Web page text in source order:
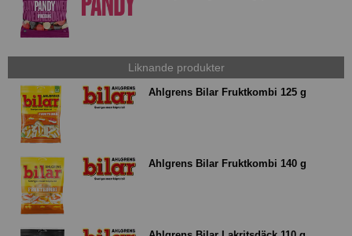
Liknande produkter
Ahlgrens Bilar Fruktkombi 125 g
Ahlgrens Bilar Fruktkombi 140 g